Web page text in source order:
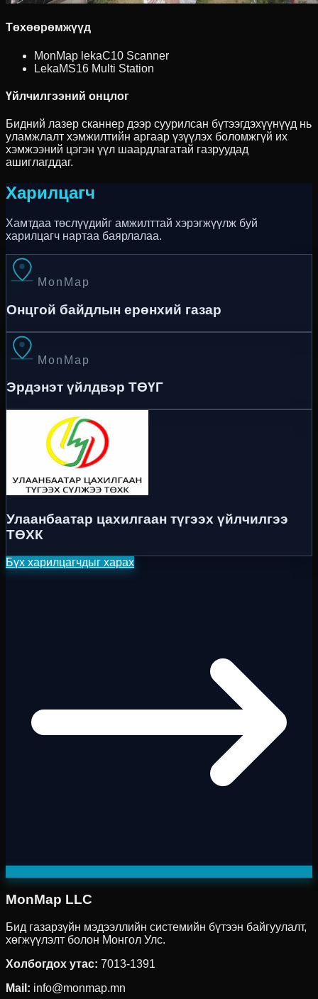
Төхөөрөмжүүд
MonMap lekaC10 Scanner
LekaMS16 Multi Station
Үйлчилгээний онцлог
Бидний лазер сканнер дээр суурилсан бүтээгдэхүүнүүд нь
уламжлалт хэмжилтийн аргаар үзүүлэх боломжгүй их
хэмжээний цэгэн үүл шаардлагатай газруудад
ашиглагддаг.
Харилцагч
Хамтдаа төслүүдийг амжилттай хэрэгжүүлж буй
харилцагч нартаа баярлалаа.
MonMap
Онцгой байдлын ерөнхий газар
MonMap
Эрдэнэт үйлдвэр ТӨҮГ
Улаанбаатар цахилгаан түгээх үйлчилгээ
ТӨХК
Бүх харилцагчдыг харах
MonMap LLC
Бид газарзүйн мэдээллийн системийн бүтээн байгуулалт,
хөгжүүлэлт болон Монгол Улс.
Холбогдох утас: 7013-1391
Mail: info@monmap.mn